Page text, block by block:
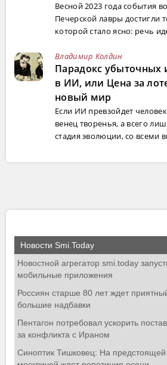
Весной 2023 года события
Печерской лавры достигли
которой стало ясно: речь
Владимир Колдин
Парадокс убыточных
в ИИ, или Цена за
новый мир
Если ИИ превзойдет
венец творенья, а всего
стадия эволюции, со всеми